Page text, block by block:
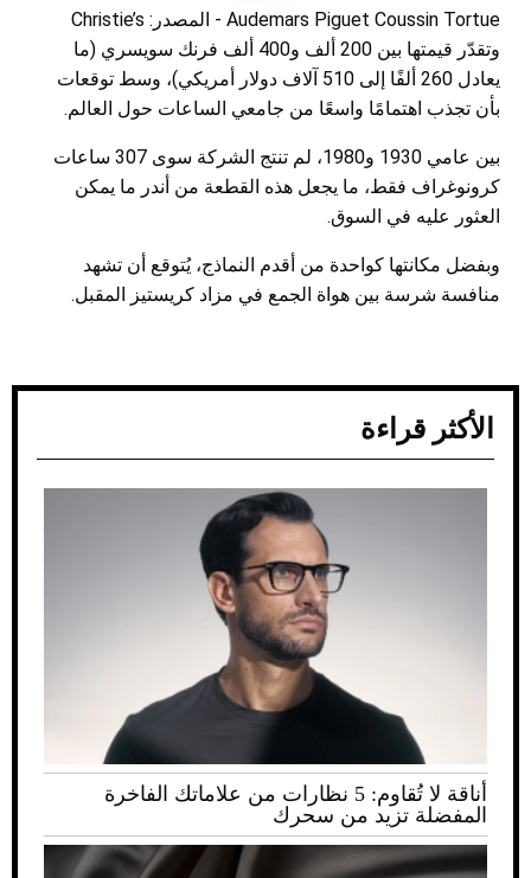
Audemars Piguet Coussin Tortue - المصدر: Christie’s
وتقدّر قيمتها بين 200 ألف و400 ألف فرنك سويسري (ما
يعادل 260 ألفًا إلى 510 آلاف دولار أمريكي)، وسط توقعات
بأن تجذب اهتمامًا واسعًا من جامعي الساعات حول العالم.
بين عامي 1930 و1980، لم تنتج الشركة سوى 307 ساعات
كرونوغراف فقط، ما يجعل هذه القطعة من أندر ما يمكن
العثور عليه في السوق.
وبفضل مكانتها كواحدة من أقدم النماذج، يُتوقع أن تشهد
منافسة شرسة بين هواة الجمع في مزاد كريستيز المقبل.
الأكثر قراءة
أناقة لا تُقاوم: 5 نظارات من علاماتك الفاخرة
المفضلة تزيد من سحرك